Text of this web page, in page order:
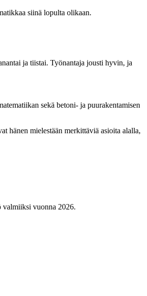
siinä lopulta olikaan.
ja tiistai. Työnantaja jousti hyvin, ja
sekä betoni- ja puurakentamisen
hänen mielestään merkittäviä asioita alalla,
valmiiksi vuonna 2026.